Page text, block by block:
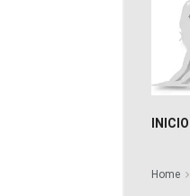
INICIO
Home